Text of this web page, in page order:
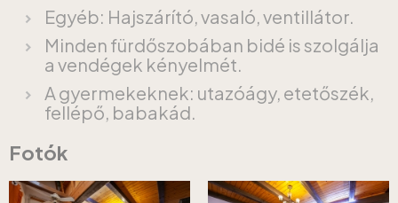
Egyéb: Hajszárító, vasaló, ventillátor.
Minden fürdőszobában bidé is szolgálja
a vendégek kényelmét.
A gyermekeknek: utazóágy, etetőszék,
fellépő, babakád.
Fotók